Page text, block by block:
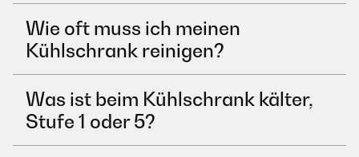
Wie oft muss ich meinen
Kühlschrank reinigen?
Was ist beim Kühlschrank kälter,
Stufe 1 oder 5?